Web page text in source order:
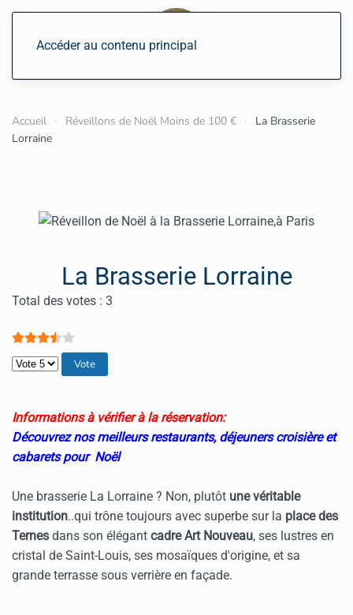
Accéder au contenu principal
Accueil Réveillons de Noël Moins de 100 €
La Brasserie
Lorraine
La Brasserie Lorraine
Vote utilisateur:3.5
Total des votes : 3
Veuillez voter
Informations à vérifier à la réservation:
Découvrez nos meilleurs restaurants, déjeuners croisière et
cabarets pour Noël
Une brasserie La Lorraine ? Non, plutôt une véritable
institution..qui trône toujours avec superbe sur la place des
Ternes dans son élégant cadre Art Nouveau, ses lustres en
cristal de Saint-Louis, ses mosaïques d'origine, et sa
grande terrasse sous verrière en façade.